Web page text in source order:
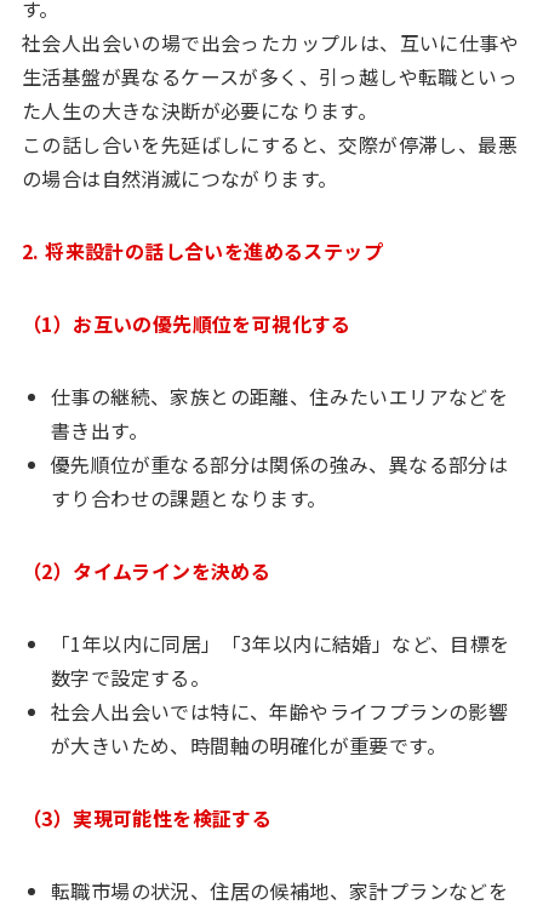
す。
社会人出会いの場で出会ったカップルは、互いに仕事や
生活基盤が異なるケースが多く、引っ越しや転職といっ
た人生の大きな決断が必要になります。
この話し合いを先延ばしにすると、交際が停滞し、最悪
の場合は自然消滅につながります。
2. 将来設計の話し合いを進めるステップ
（1）お互いの優先順位を可視化する
仕事の継続、家族との距離、住みたいエリアなどを
書き出す。
優先順位が重なる部分は関係の強み、異なる部分は
すり合わせの課題となります。
（2）タイムラインを決める
「1年以内に同居」「3年以内に結婚」など、目標を
数字で設定する。
社会人出会いでは特に、年齢やライフプランの影響
が大きいため、時間軸の明確化が重要です。
（3）実現可能性を検証する
転職市場の状況、住居の候補地、家計プランなどを